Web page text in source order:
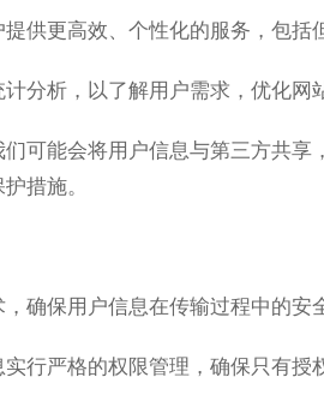
供更高效、个性化的服务，包括
分析，以了解用户需求，优化网
可能会将用户信息与第三方共
措施。
确保用户信息在传输过程中的安
行严格的权限管理，确保只有授